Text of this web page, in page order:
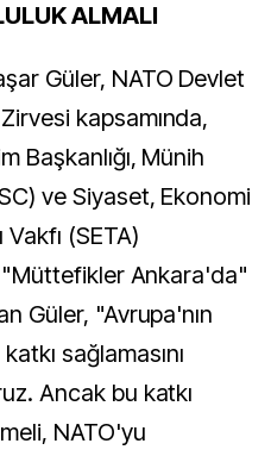
ALMALI
Güler, NATO Devlet
kapsamında,
Başkanlığı, Münih
ve Siyaset, Ekonomi
(SETA)
Ankara'da"
Güler, "Avrupa'nın
sağlamasını
Ancak bu katkı
NATO'yu